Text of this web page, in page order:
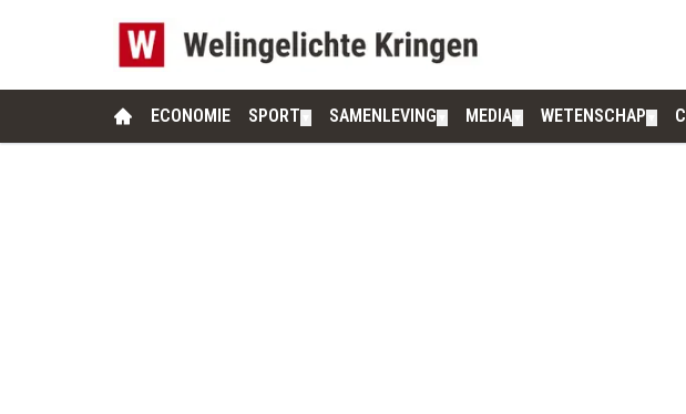
ECONOMIE SPORT SAMENLEVING MEDIA WETENSCHAP